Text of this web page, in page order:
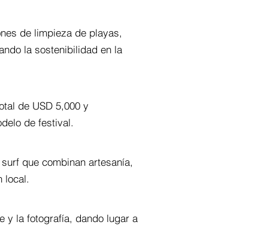
de limpieza de playas,
la sostenibilidad en la
de USD 5,000 y
de festival.
que combinan artesanía,
local.
y la fotografía, dando lugar a